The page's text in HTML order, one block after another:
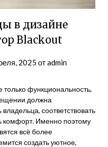
в дизайне
Blackout
2025 отadmin
функциональность,
должна
соответствовать
комфорт. Именно поэтому
всё более
создать уютное,